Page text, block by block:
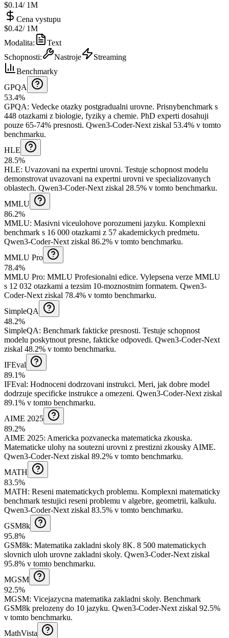
$0.14/ 1M
Cena vystupu
$0.42/ 1M
Modalita:
Text
Schopnosti: Nastroje
Streaming
Benchmarky
GPQA
53.4%
GPQA: Vedecke otazky postgradualni urovne. Prisnybenchmark s
448 otazkami z biologie, fyziky a chemie. PhD experti dosahuji
pouze 65-74% presnosti. Qwen3-Coder-Next ziskal 53.4% v tomto
benchmarku.
HLE
28.5%
HLE: Uvazovani na expertni urovni. Testuje schopnost modelu
demonstrovat uvazovani na expertni urovni ve specializovanych
oblastech. Qwen3-Coder-Next ziskal 28.5% v tomto benchmarku.
MMLU
86.2%
MMLU: Masivni viceulohove porozumeni jazyku. Komplexni
benchmark s 16 000 otazkami z 57 akademickych predmetu.
Qwen3-Coder-Next ziskal 86.2% v tomto benchmarku.
MMLU Pro
78.4%
MMLU Pro: MMLU Profesionalni edice. Vylepsena verze MMLU
s 12 032 otazkami a tezsim 10-moznostnim formatem. Qwen3-
Coder-Next ziskal 78.4% v tomto benchmarku.
SimpleQA
48.2%
SimpleQA: Benchmark fakticke presnosti. Testuje schopnost
modelu poskytnout presne, fakticke odpovedi. Qwen3-Coder-Next
ziskal 48.2% v tomto benchmarku.
IFEval
89.1%
IFEval: Hodnoceni dodrzovani instrukci. Meri, jak dobre model
dodrzuje specificke instrukce a omezeni. Qwen3-Coder-Next ziskal
89.1% v tomto benchmarku.
AIME 2025
89.2%
AIME 2025: Americka pozvanecka matematicka zkouska.
Matematicke ulohy na soutezni urovni z prestizni zkousky AIME.
Qwen3-Coder-Next ziskal 89.2% v tomto benchmarku.
MATH
83.5%
MATH: Reseni matematickych problemu. Komplexni matematicky
benchmark testujici reseni problemu v algebre, geometrii, kalkulu.
Qwen3-Coder-Next ziskal 83.5% v tomto benchmarku.
GSM8k
95.8%
GSM8k: Matematika zakladni skoly 8K. 8 500 matematickych
slovnich uloh urovne zakladni skoly. Qwen3-Coder-Next ziskal
95.8% v tomto benchmarku.
MGSM
92.5%
MGSM: Vicejazycna matematika zakladni skoly. Benchmark
GSM8k prelozeny do 10 jazyku. Qwen3-Coder-Next ziskal 92.5%
v tomto benchmarku.
MathVista